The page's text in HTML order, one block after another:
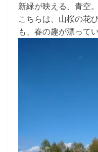
新緑が映える、青空。
こちらは、山桜の花
も、春の趣が漂ってい